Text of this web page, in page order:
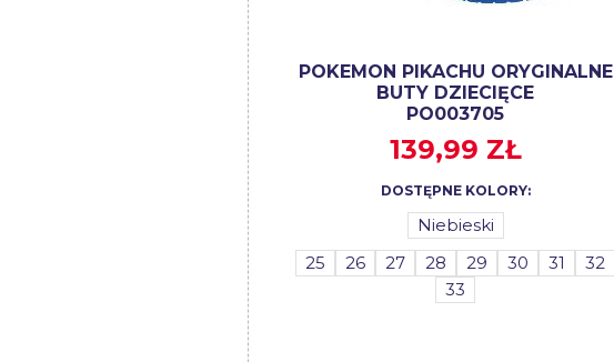
POKEMON PIKACHU ORYGINALNE
BUTY DZIECIĘCE
PO003705
139,99 ZŁ
DOSTĘPNE KOLORY:
Niebieski
25
26 27 28 29 30 31
32
33